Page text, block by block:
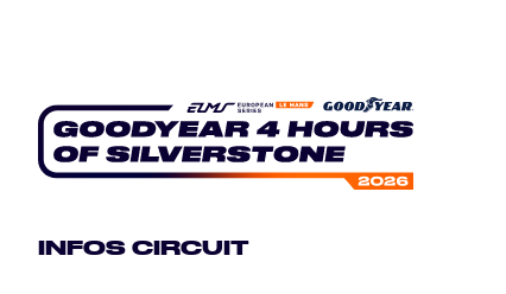
INFOS CIRCUIT